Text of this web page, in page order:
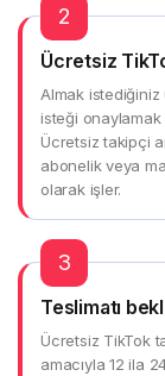
2
Ücretsiz
Almak istediğiniz
isteği onaylamak
Ücretsiz takipçi
abonelik veya
olarak işler.
3
Teslimatı
Ücretsiz TikTok
amacıyla 12 ila